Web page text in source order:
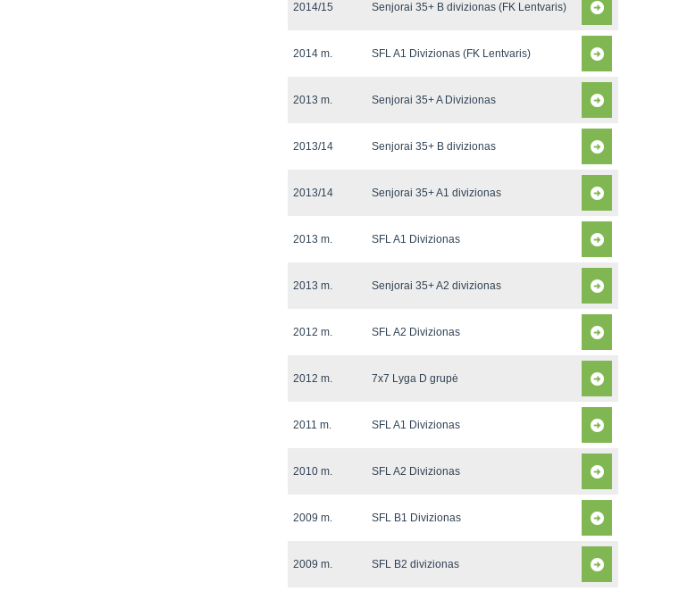
2014/15 Senjorai 35+ B divizionas (FK Lentvaris)
2014 m. SFL A1 Divizionas (FK Lentvaris)
2013 m. Senjorai 35+ A Divizionas
2013/14 Senjorai 35+ B divizionas
2013/14 Senjorai 35+ A1 divizionas
2013 m. SFL A1 Divizionas
2013 m. Senjorai 35+ A2 divizionas
2012 m. SFL A2 Divizionas
2012 m. 7x7 Lyga D grupė
2011 m. SFL A1 Divizionas
2010 m. SFL A2 Divizionas
2009 m. SFL B1 Divizionas
2009 m. SFL B2 divizionas